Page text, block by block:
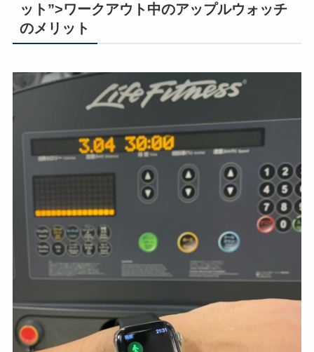
ット”>ワークアウト中のアップルウォッチ
のメリット